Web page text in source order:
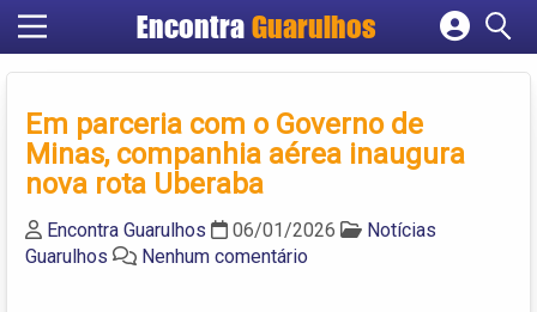
Encontra Guarulhos
Cadastrar empresa
Criar conta
Em parceria com o Governo de
Minas, companhia aérea inaugura
nova rota Uberaba
Encontra Guarulhos 06/01/2026
Notícias
Guarulhos
Nenhum comentário